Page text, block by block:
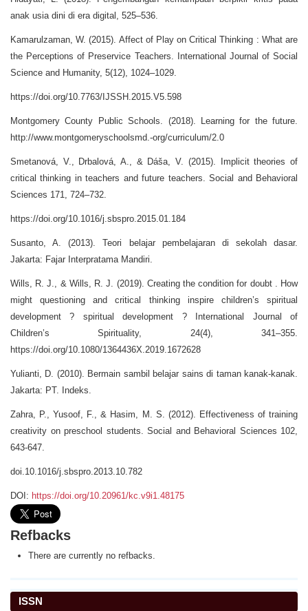
ISSN
anak usia dini di era digital, 525–536.
Kamarulzaman, W. (2015). Affect of Play on Critical Thinking : What are
the Perceptions of Preservice Teachers. International Journal of Social
Science and Humanity, 5(12), 1024–1029.
https://doi.org/10.7763/IJSSH.2015.V5.598
Montgomery County Public Schools. (2018). Learning for the future.
http://www.montgomeryschoolsmd.-org/curriculum/2.0
Smetanová, V., Drbalová, A., & Dáša, V. (2015). Implicit theories of
critical thinking in teachers and future teachers. Social and Behavioral
Sciences 171, 724–732.
https://doi.org/10.1016/j.sbspro.2015.01.184
Susanto, A. (2013). Teori belajar pembelajaran di sekolah dasar.
Jakarta: Fajar Interpratama Mandiri.
Wills, R. J., & Wills, R. J. (2019). Creating the condition for doubt . How
might questioning and critical thinking inspire children’s spiritual
development ? spiritual development ? International Journal of
Children’s Spirituality, 24(4), 341–355.
https://doi.org/10.1080/1364436X.2019.1672628
Yulianti, D. (2010). Bermain sambil belajar sains di taman kanak-kanak.
Jakarta: PT. Indeks.
Zahra, P., Yusoof, F., & Hasim, M. S. (2012). Effectiveness of training
creativity on preschool students. Social and Behavioral Sciences 102,
643-647.
doi.10.1016/j.sbspro.2013.10.782
DOI: https://doi.org/10.20961/kc.v9i1.48175
Refbacks
There are currently no refbacks.